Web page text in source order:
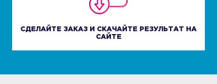
СДЕЛАЙТЕ ЗАКАЗ И СКАЧАЙТЕ РЕЗУЛЬТАТ НА
САЙТЕ